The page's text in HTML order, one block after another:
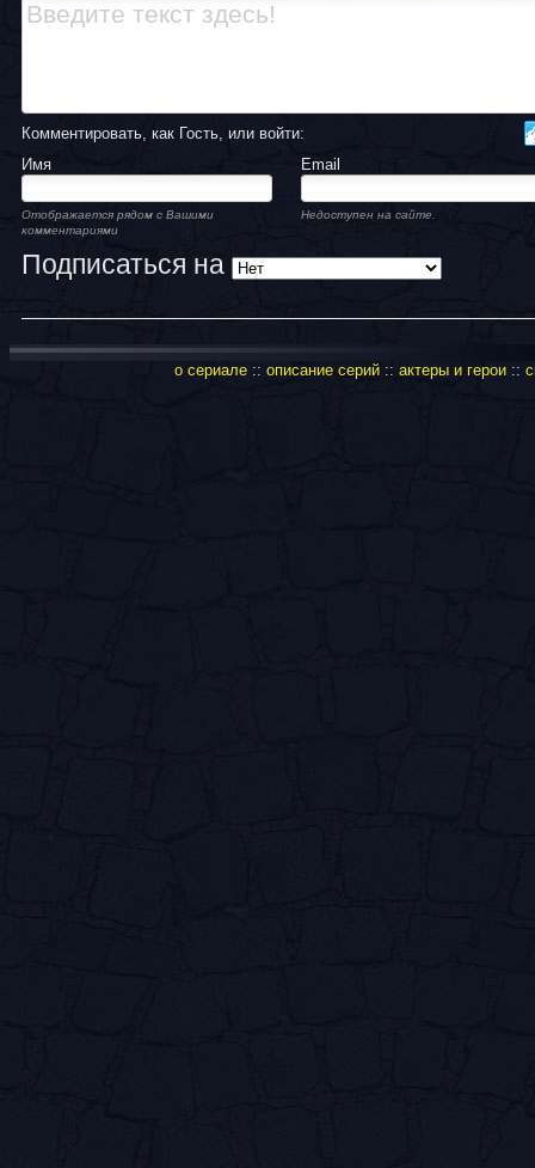
Комментировать, как Гость, или войти:
Имя
Email
Отображается рядом с Вашими
комментариями
Недоступен на сайте.
Подписаться на
о сериале:: описание серий:: актеры и герои::